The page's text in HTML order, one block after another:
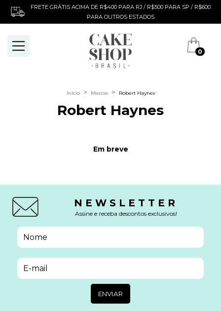
FRETE GRÁTIS ACIMA DE R$400 PARA RJ / R$500 PARA SP / R$600
PARA OUTROS ESTADOS
0
Início > Marcas > Robert Haynes
Robert Haynes
Em breve
NEWSLETTER
Assine e receba descontos exclusivos!